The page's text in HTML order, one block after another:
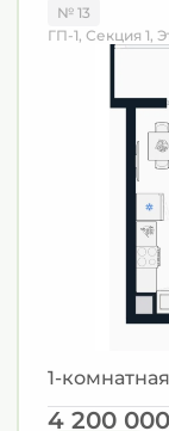
№ 13
ГП-1, Секция 1,
1-комнатная
4 200 000